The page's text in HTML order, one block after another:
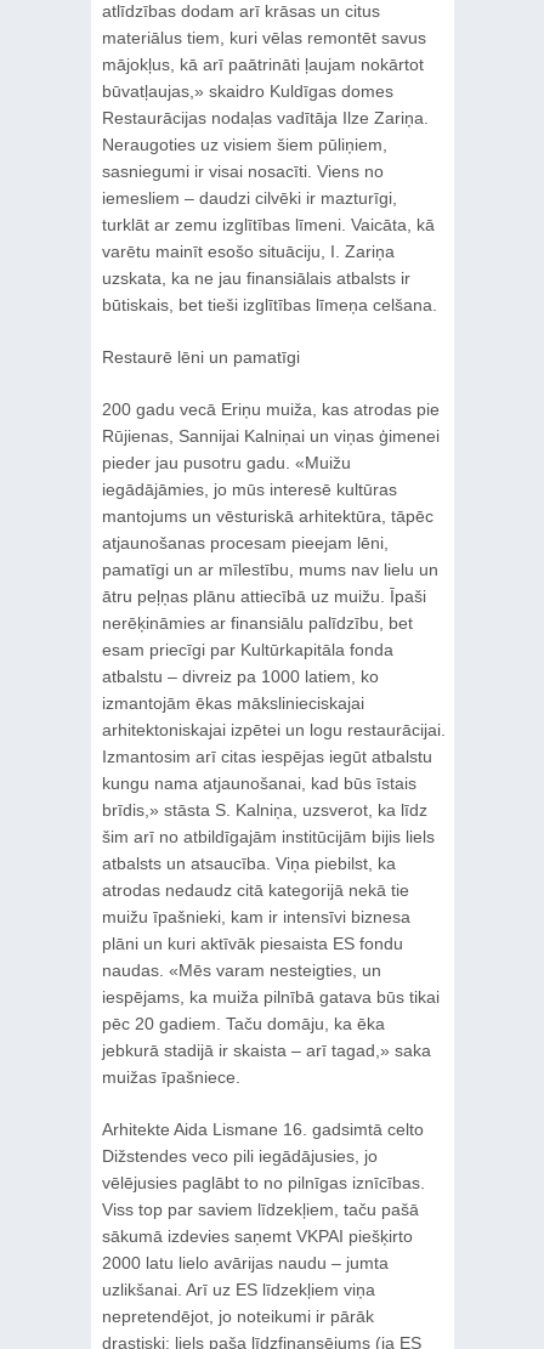
atlīdzības dodam arī krāsas un citus
materiālus tiem, kuri vēlas remontēt savus
mājokļus, kā arī paātrināti ļaujam nokārtot
būvatļaujas,» skaidro Kuldīgas domes
Restaurācijas nodaļas vadītāja Ilze Zariņa.
Neraugoties uz visiem šiem pūliņiem,
sasniegumi ir visai nosacīti. Viens no
iemesliem – daudzi cilvēki ir mazturīgi,
turklāt ar zemu izglītības līmeni. Vaicāta, kā
varētu mainīt esošo situāciju, I. Zariņa
uzskata, ka ne jau finansiālais atbalsts ir
būtiskais, bet tieši izglītības līmeņa celšana.
Restaurē lēni un pamatīgi
200 gadu vecā Eriņu muiža, kas atrodas pie
Rūjienas, Sannijai Kalniņai un viņas ģimenei
pieder jau pusotru gadu. «Muižu
iegādājāmies, jo mūs interesē kultūras
mantojums un vēsturiskā arhitektūra, tāpēc
atjaunošanas procesam pieejam lēni,
pamatīgi un ar mīlestību, mums nav lielu un
ātru peļņas plānu attiecībā uz muižu. Īpaši
nerēķināmies ar finansiālu palīdzību, bet
esam priecīgi par Kultūrkapitāla fonda
atbalstu – divreiz pa 1000 latiem, ko
izmantojām ēkas mākslinieciskajai
arhitektoniskajai izpētei un logu restaurācijai.
Izmantosim arī citas iespējas iegūt atbalstu
kungu nama atjaunošanai, kad būs īstais
brīdis,» stāsta S. Kalniņa, uzsverot, ka līdz
šim arī no atbildīgajām institūcijām bijis liels
atbalsts un atsaucība. Viņa piebilst, ka
atrodas nedaudz citā kategorijā nekā tie
muižu īpašnieki, kam ir intensīvi biznesa
plāni un kuri aktīvāk piesaista ES fondu
naudas. «Mēs varam nesteigties, un
iespējams, ka muiža pilnībā gatava būs tikai
pēc 20 gadiem. Taču domāju, ka ēka
jebkurā stadijā ir skaista – arī tagad,» saka
muižas īpašniece.
Arhitekte Aida Lismane 16. gadsimtā celto
Dižstendes veco pili iegādājusies, jo
vēlējusies paglābt to no pilnīgas iznīcības.
Viss top par saviem līdzekļiem, taču pašā
sākumā izdevies saņemt VKPAI piešķirto
2000 latu lielo avārijas naudu – jumta
uzlikšanai. Arī uz ES līdzekļiem viņa
nepretendējot, jo noteikumi ir pārāk
drastiski: liels paša līdzfinansējums (ja ES